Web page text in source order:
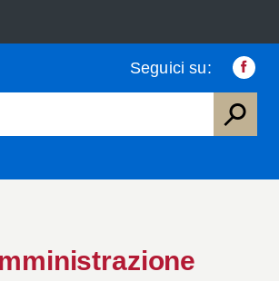
Seguici su: